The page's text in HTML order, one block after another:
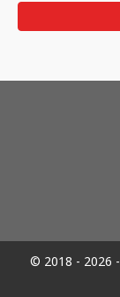
© 2018 - 2026 -